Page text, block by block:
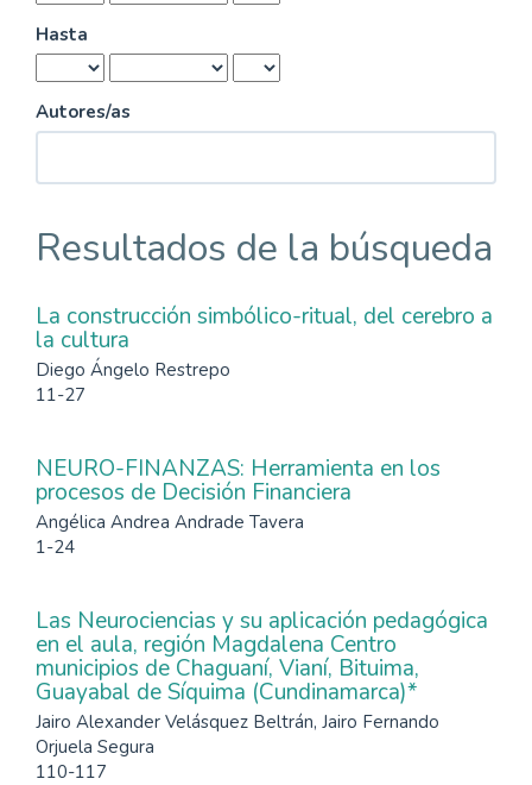
Hasta
Autores/as
Resultados de la búsqueda
La construcción simbólico-ritual, del cerebro a
la cultura
Diego Ángelo Restrepo
11-27
NEURO-FINANZAS: Herramienta en los
procesos de Decisión Financiera
Angélica Andrea Andrade Tavera
1-24
Las Neurociencias y su aplicación pedagógica
en el aula, región Magdalena Centro
municipios de Chaguaní, Vianí, Bituima,
Guayabal de Síquima (Cundinamarca)*
Jairo Alexander Velásquez Beltrán, Jairo Fernando
Orjuela Segura
110-117